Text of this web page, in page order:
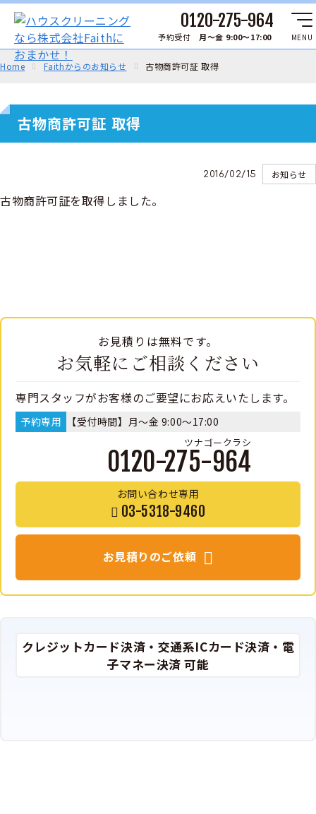
0120-275-964
予約受付 月～金 9:00～17:00 MENU
Home Faithからのお知らせ 古物商許可証 取得
古物商許可証 取得
2016/02/15 お知らせ
古物商許可証を取得しました。
お気軽にご相談ください
お見積りは無料です。
専門スタッフがお客様のご要望にお応えいたします。
予約専用 【受付時間】月～金 9:00～17:00
ツナゴークラシ
0120-275-964
お問い合わせ専用
03-5318-9460
お見積りのご依頼
クレジットカード決済・交通系ICカード決済・電
子マネー決済 可能